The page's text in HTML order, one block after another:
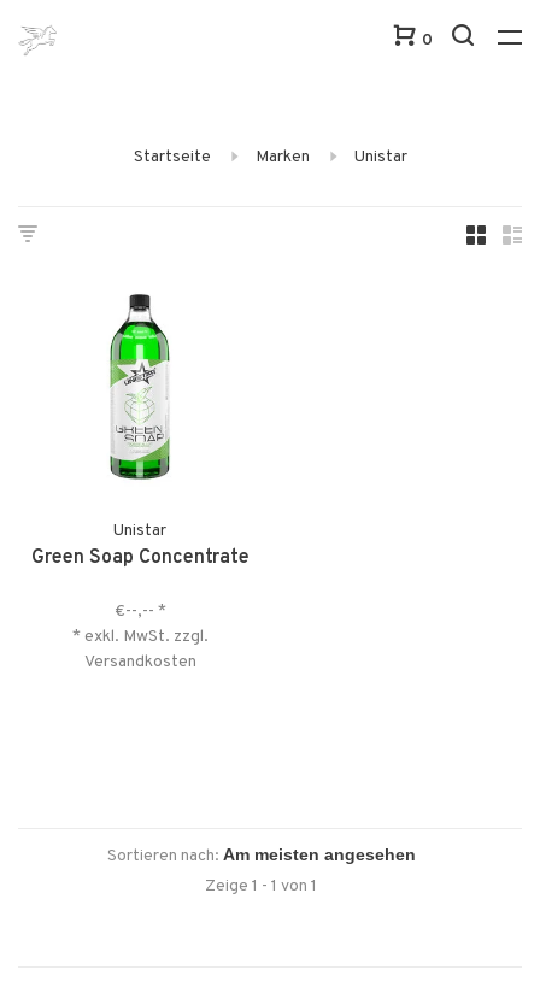
0
Startseite Marken Unistar
Unistar
Green Soap Concentrate
€--,-- *
* exkl. MwSt. zzgl.
Versandkosten
Sortieren nach:
Zeige 1 - 1 von 1